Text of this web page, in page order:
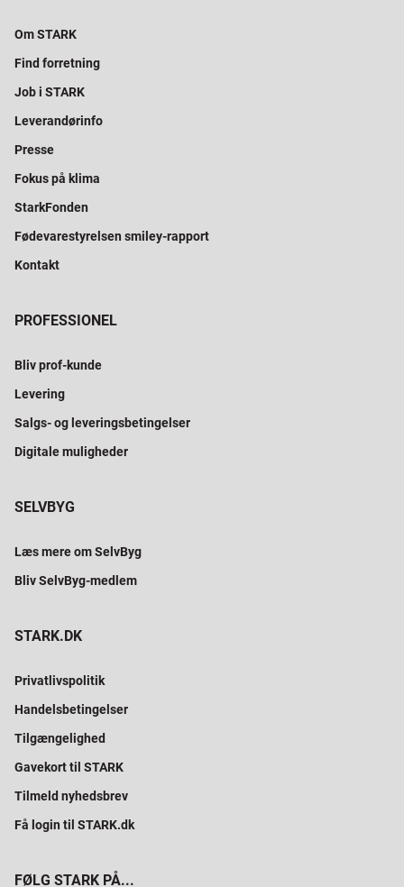
Om STARK
Find forretning
Job i STARK
Leverandørinfo
Presse
Fokus på klima
StarkFonden
Fødevarestyrelsen smiley-rapport
Kontakt
PROFESSIONEL
Bliv prof-kunde
Levering
Salgs- og leveringsbetingelser
Digitale muligheder
SELVBYG
Læs mere om SelvByg
Bliv SelvByg-medlem
STARK.DK
Privatlivspolitik
Handelsbetingelser
Tilgængelighed
Gavekort til STARK
Tilmeld nyhedsbrev
Få login til STARK.dk
FØLG STARK PÅ...